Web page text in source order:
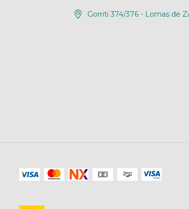
Gorriti 374/376 - Lomas de